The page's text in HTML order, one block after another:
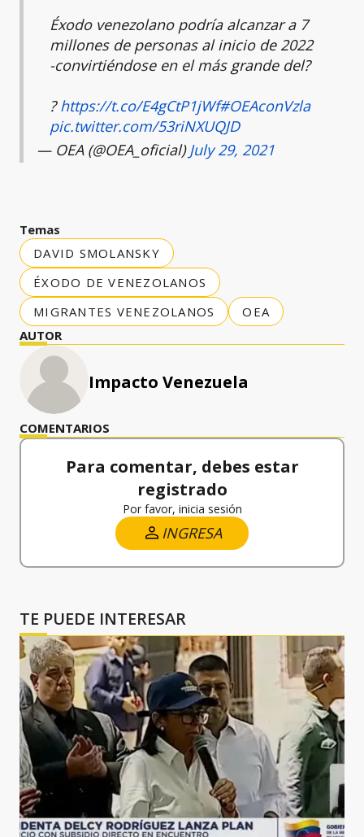
Éxodo venezolano podría alcanzar a 7
millones de personas al inicio de 2022
-convirtiéndose en el más grande del?
?https://t.co/E4gCtP1jWf#OEAconVzla
pic.twitter.com/53riNXUQJD
— OEA (@OEA_oficial) July 29, 2021
Temas
DAVID SMOLANSKY
ÉXODO DE VENEZOLANOS
MIGRANTES VENEZOLANOS
OEA
AUTOR
Impacto Venezuela
COMENTARIOS
Para comentar, debes estar
registrado
Por favor, inicia sesión
INGRESA
TE PUEDE INTERESAR